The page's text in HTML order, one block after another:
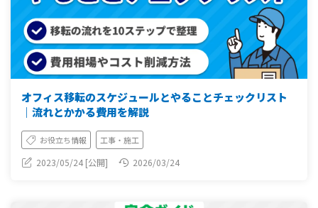
オフィス移転のスケジュールとやることチェックリスト
｜流れとかかる費用を解説
お役立ち情報 工事・施工
2023/05/24 [公開] 2026/03/24